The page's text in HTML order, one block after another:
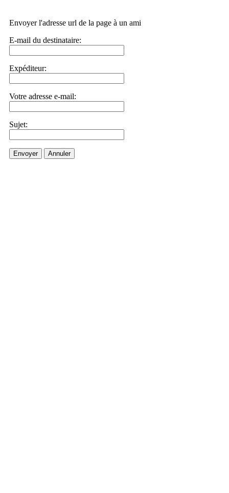
Envoyer l'adresse url de la page à un ami
E-mail du destinataire:
Expéditeur:
Votre adresse e-mail:
Sujet:
Envoyer Annuler